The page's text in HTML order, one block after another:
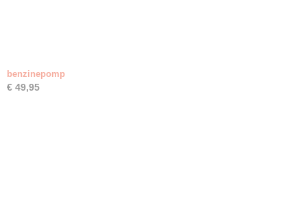
benzinepomp
€ 49,95